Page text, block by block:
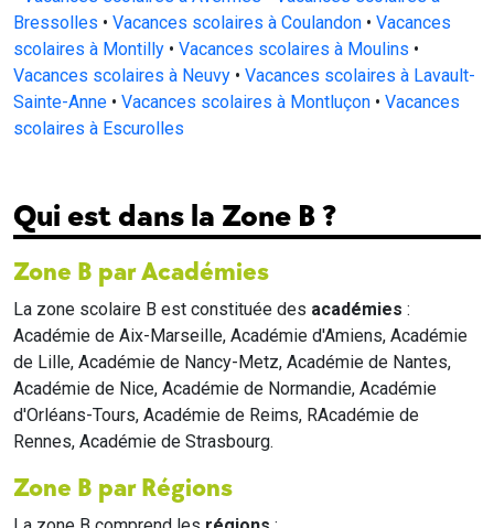
Bressolles • Vacances scolaires à Coulandon • Vacances
scolaires à Montilly • Vacances scolaires à Moulins •
Vacances scolaires à Neuvy • Vacances scolaires à Lavault-
Sainte-Anne • Vacances scolaires à Montluçon • Vacances
scolaires à Escurolles
Qui est dans la Zone B ?
Zone B par Académies
La zone scolaire B est constituée des académies :
Académie de Aix-Marseille, Académie d'Amiens, Académie
de Lille, Académie de Nancy-Metz, Académie de Nantes,
Académie de Nice, Académie de Normandie, Académie
d'Orléans-Tours, Académie de Reims, RAcadémie de
Rennes, Académie de Strasbourg.
Zone B par Régions